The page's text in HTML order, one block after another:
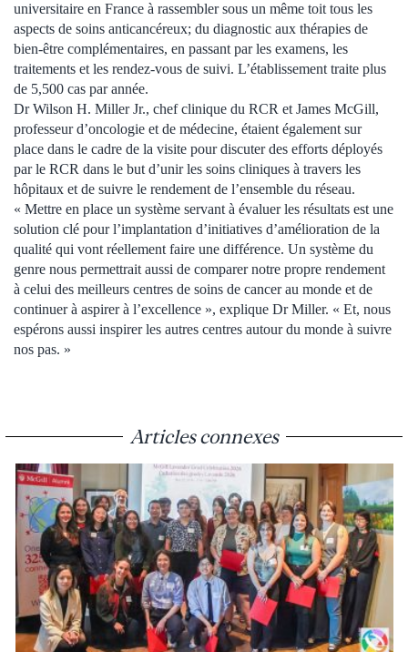
universitaire en France à rassembler sous un même toit tous les
aspects de soins anticancéreux; du diagnostic aux thérapies de
bien-être complémentaires, en passant par les examens, les
traitements et les rendez-vous de suivi. L’établissement traite plus
de 5,500 cas par année.
Dr Wilson H. Miller Jr., chef clinique du RCR et James McGill,
professeur d’oncologie et de médecine, étaient également sur
place dans le cadre de la visite pour discuter des efforts déployés
par le RCR dans le but d’unir les soins cliniques à travers les
hôpitaux et de suivre le rendement de l’ensemble du réseau.
« Mettre en place un système servant à évaluer les résultats est une
solution clé pour l’implantation d’initiatives d’amélioration de la
qualité qui vont réellement faire une différence. Un système du
genre nous permettrait aussi de comparer notre propre rendement
à celui des meilleurs centres de soins de cancer au monde et de
continuer à aspirer à l’excellence », explique Dr Miller. « Et, nous
espérons aussi inspirer les autres centres autour du monde à suivre
nos pas. »
Articles connexes